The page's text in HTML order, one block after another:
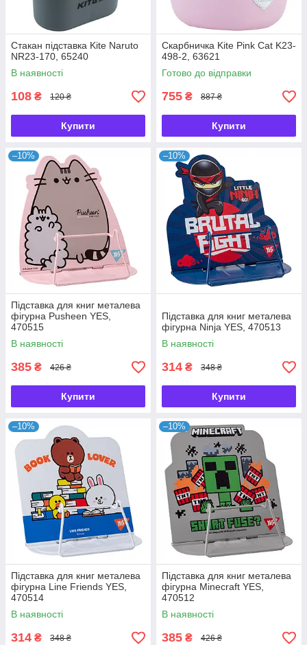
Стакан підставка Kite Naruto
NR23-170, 65240
В наявності
108 ₴ 120 ₴
Купити
Скарбничка Kite Pink Cat K23-
498-2, 63621
Готово до відправки
755 ₴ 887 ₴
Купити
–10%
Підставка для книг металева
фігурна Pusheen YES,
470515
В наявності
385 ₴ 426 ₴
Купити
–10%
Підставка для книг металева
фігурна Ninja YES, 470513
В наявності
314 ₴ 348 ₴
Купити
–10%
Підставка для книг металева
фігурна Line Friends YES,
470514
В наявності
314 ₴ 348 ₴
–10%
Підставка для книг металева
фігурна Minecraft YES,
470512
В наявності
385 ₴ 426 ₴